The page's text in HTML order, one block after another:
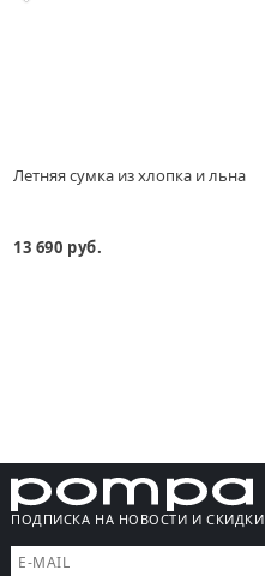
Летняя сумка из хлопка и льна
13 690 руб.
ПОДПИСКА НА НОВОСТИ И СКИДКИ